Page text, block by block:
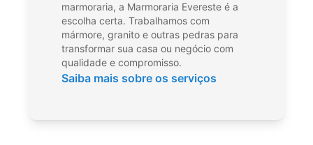
marmoraria, a Marmoraria Evereste é a
escolha certa. Trabalhamos com
mármore, granito e outras pedras para
transformar sua casa ou negócio com
qualidade e compromisso.
Saiba mais sobre os serviços